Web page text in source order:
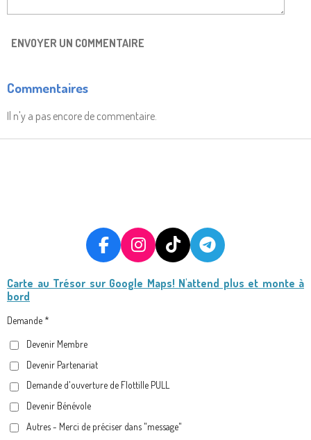
ENVOYER UN COMMENTAIRE
Commentaires
Il n'y a pas encore de commentaire.
F
C
I
S
M
T
K
T
L
Carte au Trésor sur Google Maps! N'attend plus et monte à
bord
Demande *
Devenir Membre
Devenir Partenariat
Demande d'ouverture de Flottille PULL
Devenir Bénévole
Autres - Merci de préciser dans "message"